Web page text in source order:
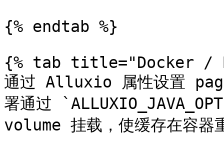
{% endtab %}
{% tab title="Docker /
通过 Alluxio 属性设置
署通过
volume 挂载，使缓存在容器